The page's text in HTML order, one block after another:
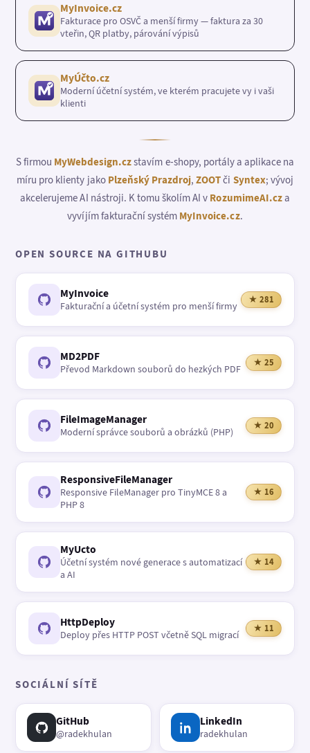
MyInvoice.cz
Fakturace pro OSVČ a menší firmy — faktura za 30
vteřin, QR platby, párování výpisů
MyÚčto.cz
Moderní účetní systém, ve kterém pracujete vy i vaši
klienti
S firmou MyWebdesign.czstavím e-shopy, portály a aplikace na
míru pro klienty jako Plzeňský Prazdroj,ZOOTči Syntex; vývoj
akcelerujeme AI nástroji. K tomu školím AI v RozumimeAI.cza
vyvíjím fakturační systém MyInvoice.cz.
OPEN SOURCE NA GITHUBU
MyInvoice
Fakturační a účetní systém pro menší firmy
★ 281
MD2PDF
Převod Markdown souborů do hezkých PDF
★ 25
FileImageManager
Moderní správce souborů a obrázků (PHP)
★ 20
ResponsiveFileManager
Responsive FileManager pro TinyMCE 8 a
PHP 8
★ 16
MyUcto
Účetní systém nové generace s automatizací
a AI
★ 14
HttpDeploy
Deploy přes HTTP POST včetně SQL migrací
★ 11
SOCIÁLNÍ SÍTĚ
GitHub
@radekhulan
LinkedIn
radekhulan